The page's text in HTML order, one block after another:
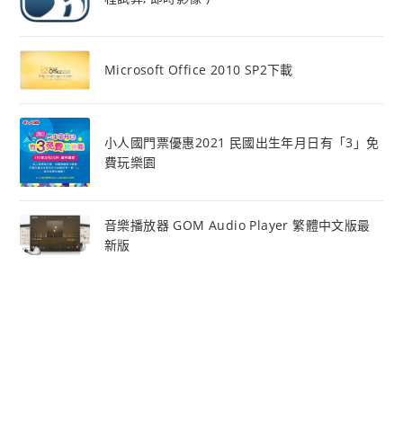
Microsoft Office 2010 SP2下載
小人國門票優惠2021 民國出生年月日有「3」免
費玩樂園
音樂播放器 GOM Audio Player 繁體中文版最
新版